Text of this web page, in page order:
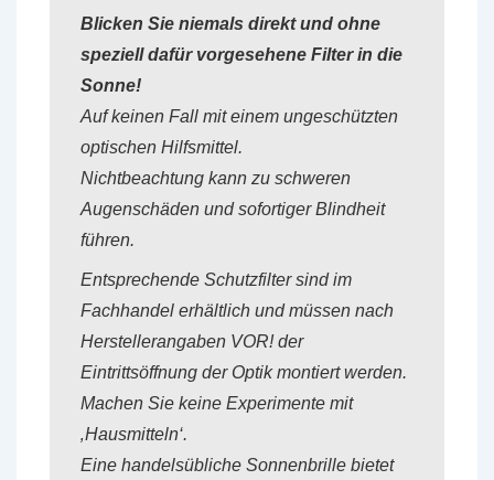
Blicken Sie niemals direkt und ohne
speziell dafür vorgesehene Filter in die
Sonne!
Auf keinen Fall mit einem ungeschützten
optischen Hilfsmittel.
Nichtbeachtung kann zu schweren
Augenschäden und sofortiger Blindheit
führen.
Entsprechende Schutzfilter sind im
Fachhandel erhältlich und müssen nach
Herstellerangaben VOR! der
Eintrittsöffnung der Optik montiert werden.
Machen Sie keine Experimente mit
‚Hausmitteln‘.
Eine handelsübliche Sonnenbrille bietet